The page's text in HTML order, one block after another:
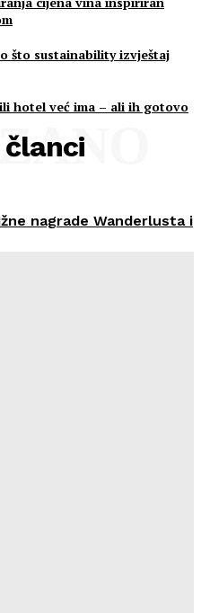
što sustainability izvještaj
hotel već ima – ali ih gotovo
nagrade Wanderlusta i